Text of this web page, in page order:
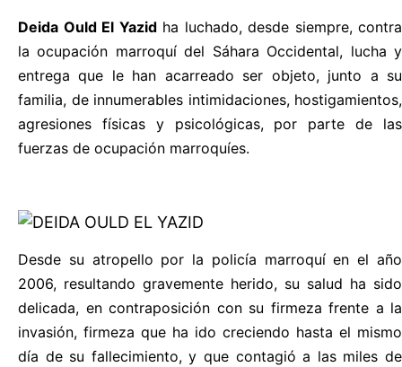
Deida Ould El Yazidha luchado, desde siempre, contra
la ocupación marroquí del Sáhara Occidental, lucha y
entrega que le han acarreado ser objeto, junto a su
familia, de innumerables intimidaciones, hostigamientos,
agresiones físicas y psicológicas, por parte de las
fuerzas de ocupación marroquíes.
Desde su atropello por la policía marroquí en el año
2006, resultando gravemente herido, su salud ha sido
delicada, en contraposición con su firmeza frente a la
invasión, firmeza que ha ido creciendo hasta el mismo
día de su fallecimiento, y que contagió a las miles de